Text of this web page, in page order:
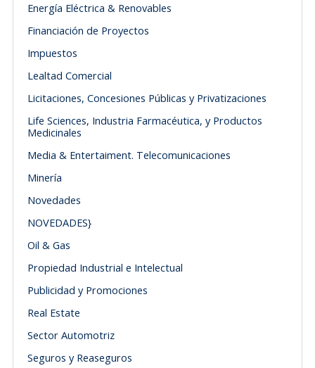
Energía Eléctrica & Renovables
Financiación de Proyectos
Impuestos
Lealtad Comercial
Licitaciones, Concesiones Públicas y Privatizaciones
Life Sciences, Industria Farmacéutica, y Productos
Medicinales
Media & Entertaiment. Telecomunicaciones
Minería
Novedades
NOVEDADES}
Oil & Gas
Propiedad Industrial e Intelectual
Publicidad y Promociones
Real Estate
Sector Automotriz
Seguros y Reaseguros